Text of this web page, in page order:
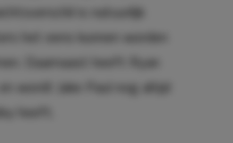
is natuurlijk
het eens kunnen worden
Daarnaast heeft Ryan
wordt Jake Paul nog altijd
heeft.